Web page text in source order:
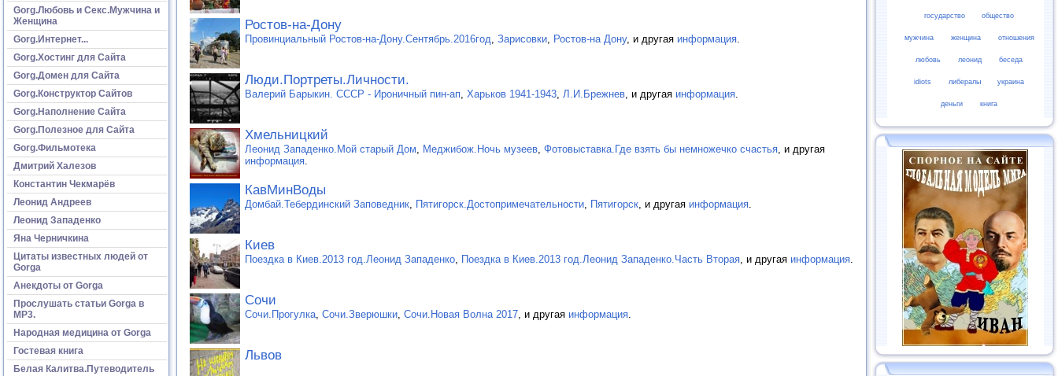
Gorg.Любовь и Секс.Мужчина и
Женщина
Gorg.Интернет...
Gorg.Хостинг для Сайта
Gorg.Домен для Сайта
Gorg.Конструктор Сайтов
Gorg.Наполнение Сайта
Gorg.Полезное для Сайта
Gorg.Фильмотека
Дмитрий Халезов
Константин Чекмарёв
Леонид Андреев
Леонид Западенко
Яна Черничкина
Цитаты известных людей от
Gorga
Анекдоты от Gorga
Прослушать статьи Gorga в
МР3.
Народная медицина от Gorga
Гостевая книга
Белая Калитва.Путеводитель
Ростов-на-Дону
Провинциальный Ростов-на-Дону.Сентябрь.2016год Зарисовки Ростов-на Дону, и другая информация
Люди.Портреты.Личности.
Валерий Барыкин. СССР - Ироничный пин-ап Харьков 1941-1943 Л.И.Брежнев , и другая информация
Хмельницкий
Леонид Западенко.Мой старый Дом Меджибож.Ночь музеев Фотовыставка.Где взять бы немножечко счастья , и другая
информация
КавМинВоды
Домбай.Тебердинский Заповедник Пятигорск.Достопримечательности Пятигорск , и другая информация
Киев
Поездка в Киев.2013 год.Леонид Западенко Поездка в Киев.2013 год.Леонид Западенко.Часть Вторая , и другая информация
Сочи
Сочи.Прогулка Сочи.Зверюшки Сочи.Новая Волна 2017 , и другая информация
Львов
государство общество
мужчина женщина отношения
любовь леонид беседа
idiots либералы украина
деньги книга